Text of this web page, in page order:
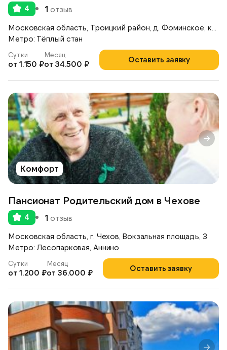
4 1 отзыв
Метро: Тёплый стан
Оставить заявку
Сутки
от 1.150 ₽
Месяц
от 34.500 ₽
Комфорт
Пансионат Родительский дом в Чехове
4 1 отзыв
Московская область, г. Чехов, Вокзальная площадь, 3
Метро: Лесопарковая, Аннино
Оставить заявку
Сутки
от 1.200 ₽
Месяц
от 36.000 ₽